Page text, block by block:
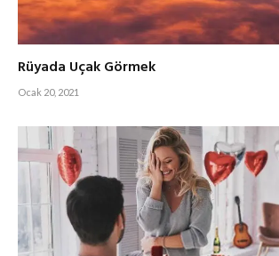
Rüyada Uçak Görmek
Ocak 20, 2021